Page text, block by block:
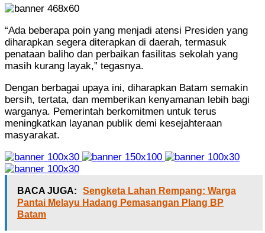
“Ada beberapa poin yang menjadi atensi Presiden yang
diharapkan segera diterapkan di daerah, termasuk
penataan baliho dan perbaikan fasilitas sekolah yang
masih kurang layak,” tegasnya.
Dengan berbagai upaya ini, diharapkan Batam semakin
bersih, tertata, dan memberikan kenyamanan lebih bagi
warganya. Pemerintah berkomitmen untuk terus
meningkatkan layanan publik demi kesejahteraan
masyarakat.
BACA JUGA:
Sengketa Lahan Rempang: Warga
Pantai Melayu Hadang Pemasangan Plang BP
Batam